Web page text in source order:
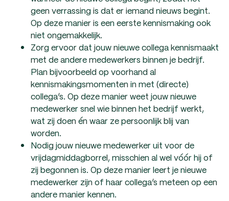
geen verrassing is dat er iemand nieuws begint.
Op deze manier is een eerste kennismaking ook
niet ongemakkelijk.
Zorg ervoor dat jouw nieuwe collega kennismaakt
met de andere medewerkers binnen je bedrijf.
Plan bijvoorbeeld op voorhand al
kennismakingsmomenten in met (directe)
collega’s. Op deze manier weet jouw nieuwe
medewerker snel wie binnen het bedrijf werkt,
wat zij doen én waar ze persoonlijk blij van
worden.
Nodig jouw nieuwe medewerker uit voor de
vrijdagmiddagborrel, misschien al wel vóór hij of
zij begonnen is. Op deze manier leert je nieuwe
medewerker zijn of haar collega’s meteen op een
andere manier kennen.